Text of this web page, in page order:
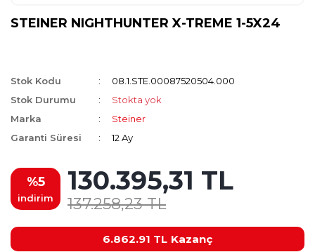
STEINER NIGHTHUNTER X-TREME 1-5X24
Stok Kodu
08.1.STE.00087520504.000
Stok Durumu
Stokta yok
Marka
Steiner
Garanti Süresi
12 Ay
%5
indirim
130.395,31 TL
137.258,23 TL
6.862.91 TL Kazanç